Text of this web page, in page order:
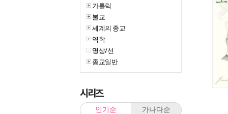
가톨릭
불교
세계의 종교
역학
명상/선
종교일반
시리즈
인기순 가나다순